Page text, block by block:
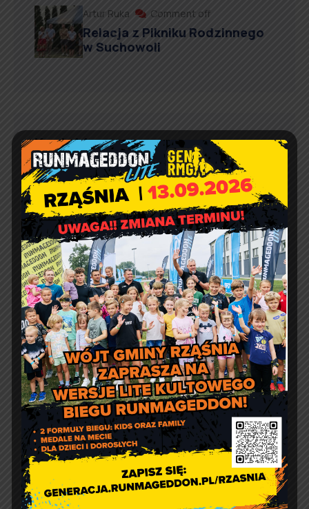
Artur Ruka Comment off
Relacja z Pikniku Rodzinnego
w Suchowoli
Kontakt
Urząd Gminy w Rząśni
ul. 1 Maja 37
98 – 332 Rząśnia
e-doręczenia:AE:PL-57726-56911-GBSAJ-23
adres email:gmina@rzasnia.pl
tel. 44 631-71-22 (biuro podawcze)
Godziny otwarcia Urzędu:
pon.: 9:00 – 17:00
wt. – pt.: 7:30 – 15:30
Jakość powietrza